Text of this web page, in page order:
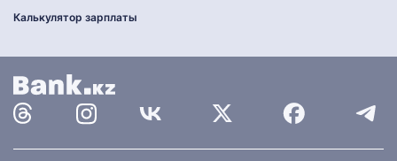
Калькулятор зарплаты